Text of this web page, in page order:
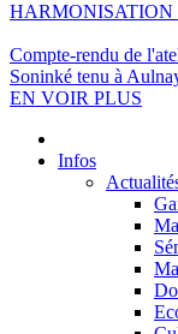
HARMONISATION
Compte-rendu de
Soninké tenu à
EN VOIR PLUS
Infos